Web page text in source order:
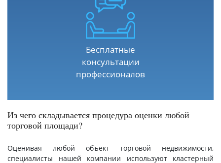
Бесплатные
консультации
профессионалов
Из чего складывается процедура оценки любой
торговой площади?
Оценивая любой объект торговой недвижимости,
специалисты нашей компании используют кластерный